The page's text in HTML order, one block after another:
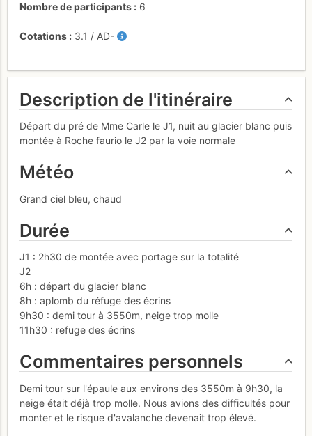
Nombre de participants
6
Cotations 3.1 / AD-
Description de l'itinéraire
Départ du pré de Mme Carle le J1, nuit au glacier blanc puis
montée à Roche faurio le J2 par la voie normale
Météo
Grand ciel bleu, chaud
Durée
J1 : 2h30 de montée avec portage sur la totalité
J2
6h : départ du glacier blanc
8h : aplomb du réfuge des écrins
9h30 : demi tour à 3550m, neige trop molle
11h30 : refuge des écrins
Commentaires personnels
Demi tour sur l'épaule aux environs des 3550m à 9h30, la
neige était déjà trop molle. Nous avions des difficultés pour
monter et le risque d'avalanche devenait trop élevé.